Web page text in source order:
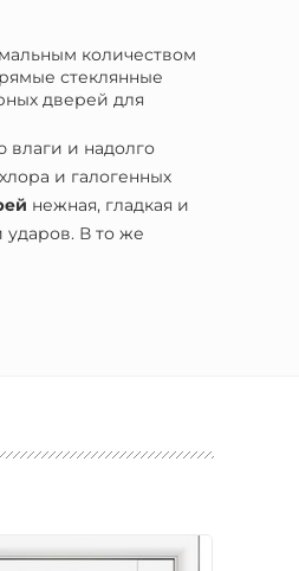
количеством
стеклянные
дверей для
влаги и надолго
и галогенных
нежная, гладкая и
ударов. В то же